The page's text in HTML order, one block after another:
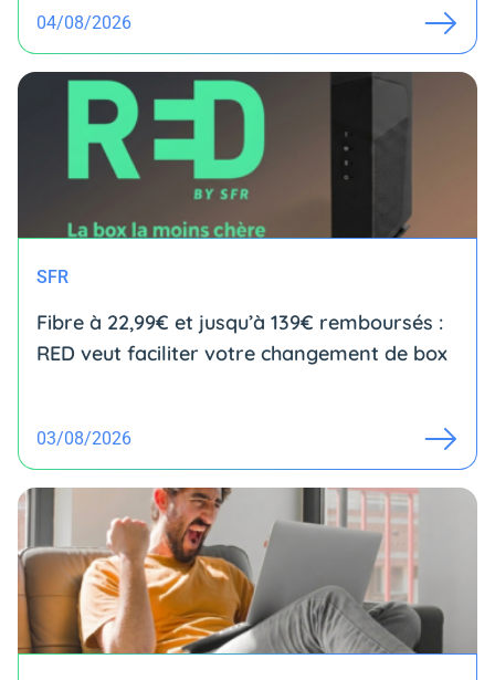
04/08/2026
SFR
Fibre à 22,99€ et jusqu’à 139€ remboursés :
RED veut faciliter votre changement de box
03/08/2026